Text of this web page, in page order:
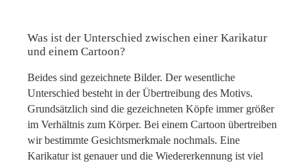
Was ist der Unterschied zwischen einer Karikatur
und einem Cartoon?
Beides sind gezeichnete Bilder. Der wesentliche
Unterschied besteht in der Übertreibung des Motivs.
Grundsätzlich sind die gezeichneten Köpfe immer größer
im Verhältnis zum Körper. Bei einem Cartoon übertreiben
wir bestimmte Gesichtsmerkmale nochmals. Eine
Karikatur ist genauer und die Wiedererkennung ist viel